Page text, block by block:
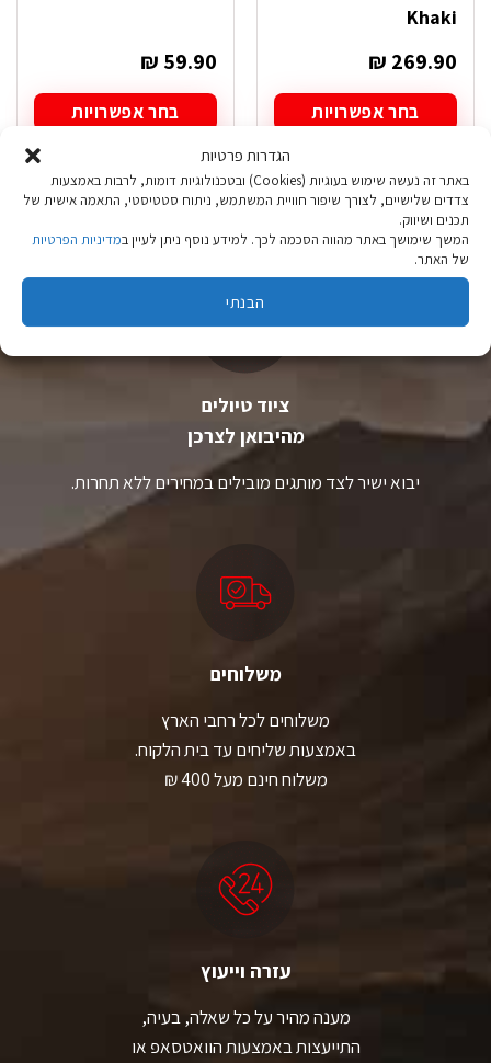
הגדרות פרטיות
באתר זה נעשה שימוש בעוגיות (Cookies) ובטכנולוגיות דומות, לרבות באמצעות
צדדים שלישיים, לצורך שיפור חוויית המשתמש, ניתוח סטטיסטי, התאמה אישית של
תכנים ושיווק.
המשך שימושך באתר מהווה הסכמה לכך. למידע נוסף ניתן לעיין במדיניות הפרטיות
של האתר.
הבנתי
Khaki
₪ 269.90
בחר אפשרויות
יש
מספר
סוגים.
ניתן
לבחור
בעמוד
₪ 59.90
בחר אפשרויות
זה
יש
מספר
ניתן
בעמוד
ציוד טיולים
מהיבואן לצרכן
יבוא ישיר לצד מותגים מובילים במחירים ללא תחרות.
משלוחים
משלוחים לכל רחבי הארץ
באמצעות שליחים עד בית הלקוח.
משלוח חינם מעל 400 ₪
עזרה וייעוץ
מענה מהיר על כל שאלה, בעיה,
התייעצות באמצעות הוואטסאפ או